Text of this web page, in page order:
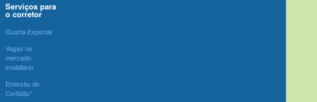
Serviços para
o corretor
Quarta Especial
Vagas no
mercado
imobiliário
Emissão de
Certidão*